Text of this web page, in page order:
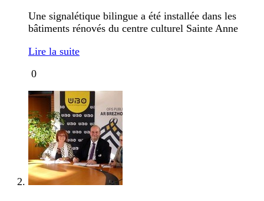
Une signalétique bilingue a été installée dans les
bâtiments rénovés du centre culturel Sainte Anne
Lire la suite
0